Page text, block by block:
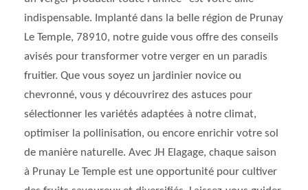
indispensable. Implanté dans la belle région de Prunay
Le Temple, 78910, notre guide vous offre des conseils
avisés pour transformer votre verger en un paradis
fruitier. Que vous soyez un jardinier novice ou
chevronné, vous y découvrirez des astuces pour
sélectionner les variétés adaptées à notre climat,
optimiser la pollinisation, ou encore enrichir votre sol
de manière naturelle. Avec JH Elagage, chaque saison
à Prunay Le Temple est une opportunité pour cultiver